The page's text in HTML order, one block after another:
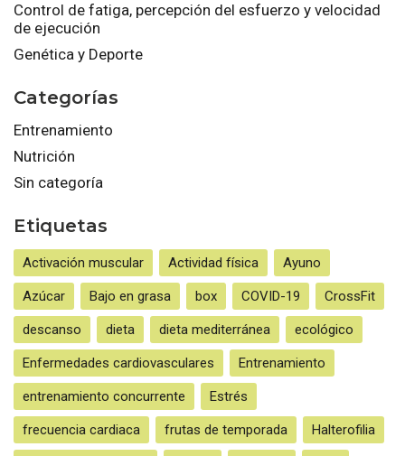
Control de fatiga, percepción del esfuerzo y velocidad
de ejecución
Genética y Deporte
Categorías
Entrenamiento
Nutrición
Sin categoría
Etiquetas
Activación muscular Actividad física Ayuno
Azúcar Bajo en grasa box COVID-19 CrossFit
descanso dieta dieta mediterránea ecológico
Enfermedades cardiovasculares Entrenamiento
entrenamiento concurrente Estrés
frecuencia cardiaca frutas de temporada Halterofilia